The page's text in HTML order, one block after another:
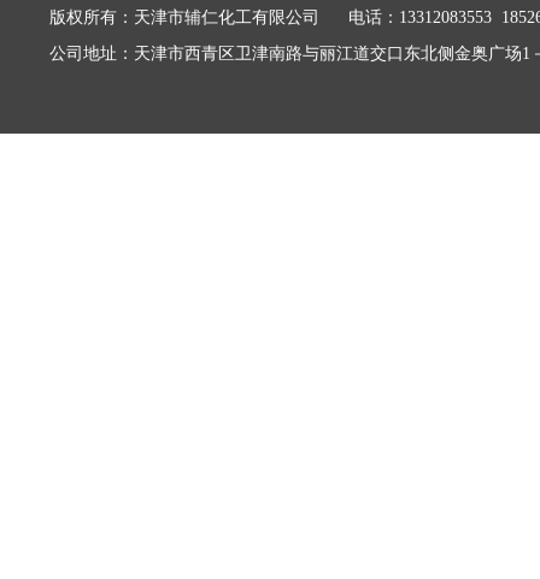
版权所有：天津市辅仁化工有限公司 电话：13312083553
公司地址：天津市西青区卫津南路与丽江道交口东北侧金奥广场1